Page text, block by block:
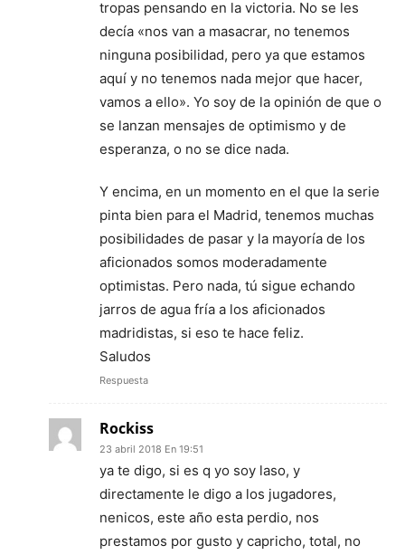
tropas pensando en la victoria. No se les
decía «nos van a masacrar, no tenemos
ninguna posibilidad, pero ya que estamos
aquí y no tenemos nada mejor que hacer,
vamos a ello». Yo soy de la opinión de que o
se lanzan mensajes de optimismo y de
esperanza, o no se dice nada.
Y encima, en un momento en el que la serie
pinta bien para el Madrid, tenemos muchas
posibilidades de pasar y la mayoría de los
aficionados somos moderadamente
optimistas. Pero nada, tú sigue echando
jarros de agua fría a los aficionados
madridistas, si eso te hace feliz.
Saludos
Respuesta
Rockiss
23 abril 2018 En 19:51
ya te digo, si es q yo soy laso, y
directamente le digo a los jugadores,
nenicos, este año esta perdio, nos
prestamos por gusto y capricho, total, no